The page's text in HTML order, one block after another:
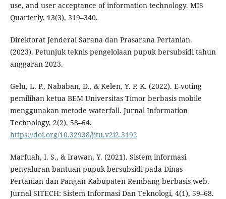
use, and user acceptance of information technology. MIS
Quarterly, 13(3), 319–340.
Direktorat Jenderal Sarana dan Prasarana Pertanian.
(2023). Petunjuk teknis pengelolaan pupuk bersubsidi tahun
anggaran 2023.
Gelu, L. P., Nababan, D., & Kelen, Y. P. K. (2022). E-voting
pemilihan ketua BEM Universitas Timor berbasis mobile
menggunakan metode waterfall. Jurnal Information
Technology, 2(2), 58–64.
https://doi.org/10.32938/jitu.v2i2.3192
Marfuah, I. S., & Irawan, Y. (2021). Sistem informasi
penyaluran bantuan pupuk bersubsidi pada Dinas
Pertanian dan Pangan Kabupaten Rembang berbasis web.
Jurnal SITECH: Sistem Informasi Dan Teknologi, 4(1), 59–68.